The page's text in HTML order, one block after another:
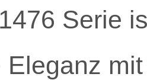
Serie